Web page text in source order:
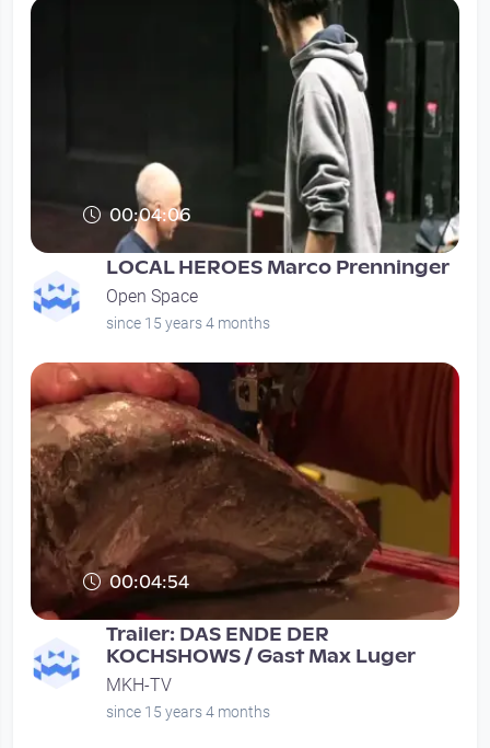
00:04:06
LOCAL HEROES Marco Prenninger
Open Space
since 15 years 4 months
00:04:54
Trailer: DAS ENDE DER
KOCHSHOWS / Gast Max Luger
MKH-TV
since 15 years 4 months